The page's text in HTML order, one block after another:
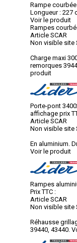
Rampe
Longueur : 227
Voir le produit
Rampes
Article SCAR
Non visible site
Charge maxi
remorques
produit
Porte-pont
affichage prix
Article SCAR
Non visible site
En aluminium.
Voir le produit
Rampes
Prix TTC :
Article SCAR
Non visible site
Réhausse
39440, 43440.